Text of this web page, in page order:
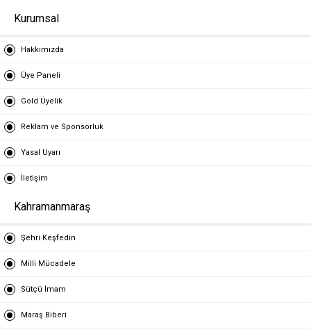
Kurumsal
Hakkımızda
Üye Paneli
Gold Üyelik
Reklam ve Sponsorluk
Yasal Uyarı
İletişim
Kahramanmaraş
Şehri Keşfedin
Milli Mücadele
Sütçü İmam
Maraş Biberi